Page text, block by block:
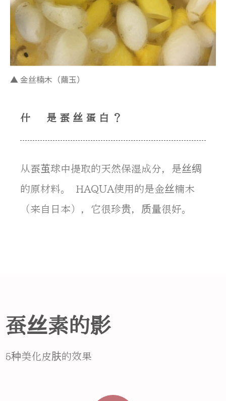
▲ 金丝楠木（繭玉）
什么是蚕丝蛋白？
从蚕茧球中提取的天然保湿成分，是丝绸
的原材料。 HAQUA使用的是金丝楠木
（来自日本），它很珍贵，质量很好。
蚕丝素的影响
5种美化皮肤的效果